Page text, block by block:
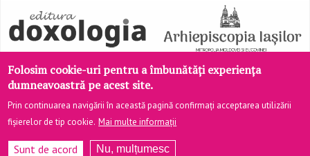
Site realizat deDOXOLOGIA MEDIA
teologiesiviata.ro
Folosim cookie-uri pentru a îmbunătăți experiența
dumneavoastră pe acest site.
Prin continuarea navigării în această pagină confirmați acceptarea utilizării
fișierelor de tip cookie. Mai multe informații
Sunt de acord Nu, mulțumesc